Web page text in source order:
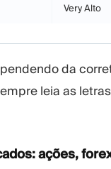
Very Alto
da
leia as
ações,